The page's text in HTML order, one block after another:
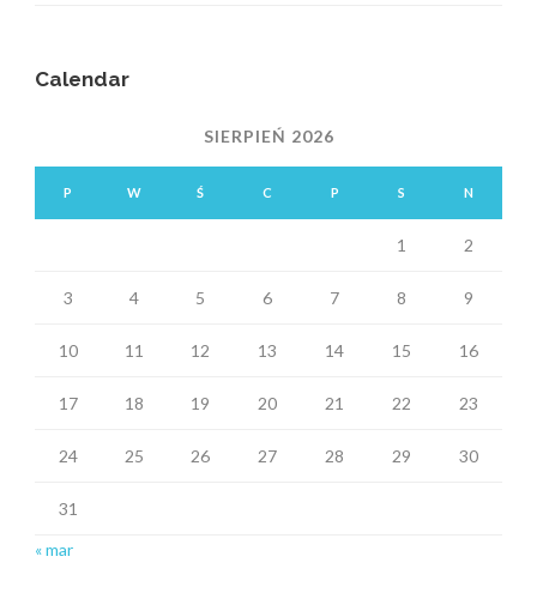
Calendar
SIERPIEŃ 2026
P W Ś C P S N
1 2
3 4 5 6 7 8 9
10 11 12 13 14 15 16
17 18 19 20 21 22 23
24 25 26 27 28 29 30
31
« mar